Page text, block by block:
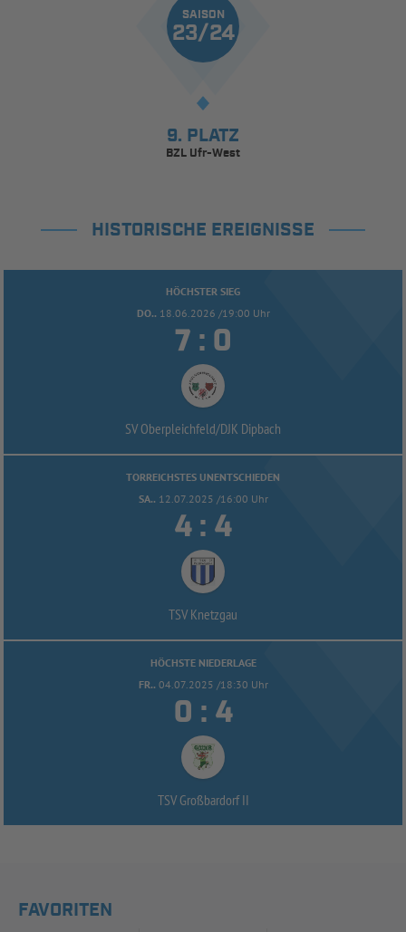
SAISON
23/24
9. PLATZ
BZL Ufr-West
HISTORISCHE EREIGNISSE
HÖCHSTER SIEG
DO.. 18.06.2026 /19:00 Uhr
 : 
SV Oberpleichfeld/DJK Dipbach
TORREICHSTES UNENTSCHIEDEN
SA.. 12.07.2025 /16:00 Uhr
 : 
TSV Knetzgau
HÖCHSTE NIEDERLAGE
FR.. 04.07.2025 /18:30 Uhr
 : 
TSV Großbardorf II
FAVORITEN